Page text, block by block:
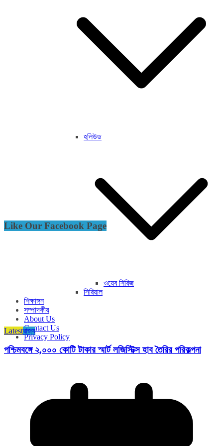
হলিউড
ওয়েব সিরিজ
সিরিয়াল
শিক্ষাঙ্গন
সম্পাদকীয়
About Us
Contact Us
Privacy Policy
Like Our Facebook Page
Latestরাজ্য​
পশ্চিমবঙ্গে ২,০০০ কোটি টাকার স্মার্ট লজিস্টিক্স হাব তৈরির পরিকল্পনা